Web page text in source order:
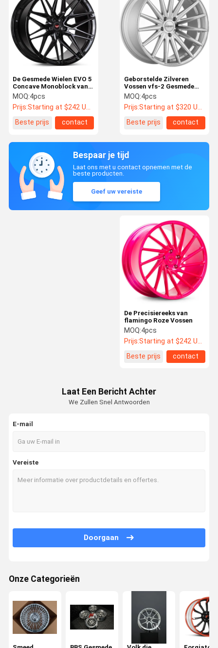
Huis Producten
Ongeveer
Fabrieksreis
De Gesmede Wielen EVO 5
Concave Monoblock van
Audi A6 S6 RS6 Vossen
MOQ:4pcs
Prijs:Starting at $242 US Dollars ea
Beste prijs
contact
Geborstelde Zilveren
Vossen vfs-2 Gesmede
Wielen voor BMW E93 M3
MOQ:4pcs
Prijs:Starting at $320 US Dollars ea
Beste prijs
contact
Bespaar je tijd
Laat ons met u contact opnemen met de
beste producten.
Geef uw vereiste
De Precisiereeks van
flamingo Roze Vossen
MOQ:4pcs
Prijs:Starting at $242 US Dollars ea
Beste prijs
contact
Laat Een Bericht Achter
We Zullen Snel Antwoorden
E-mail
Vereiste
Doorgaan
Onze Categorieën